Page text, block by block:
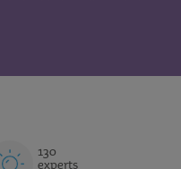
installer pour vous
ou à l'installation
130
experts